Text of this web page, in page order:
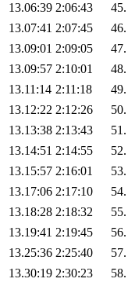
13.06:39 2:06:43 45.
13.07:41 2:07:45 46.
13.09:01 2:09:05 47.
13.09:57 2:10:01 48.
13.11:14 2:11:18 49.
13.12:22 2:12:26 50.
13.13:38 2:13:43 51.
13.14:51 2:14:55 52.
13.15:57 2:16:01 53.
13.17:06 2:17:10 54.
13.18:28 2:18:32 55.
13.19:41 2:19:45 56.
13.25:36 2:25:40 57.
13.30:19 2:30:23 58.